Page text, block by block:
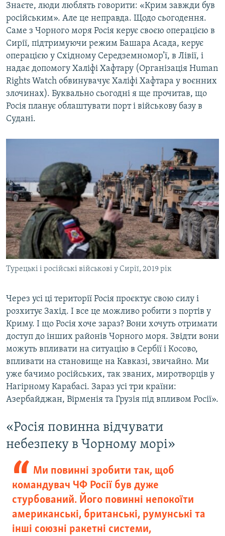
Знаєте, люди люблять говорити: «Крим завжди був
російським». Але це неправда. Щодо сьогодення.
Cаме з Чорного моря Росія керує своєю операцією в
Сирії, підтримуючи режим Башара Асада, керує
операцією у Східному Середземномор’ї, в Лівії, і
надає допомогу Халіфі Хафтару (Організація Human
Rights Watch обвинувачує Халіфі Хафтара у воєнних
злочинах). Буквально сьогодні я ще прочитав, що
Росія планує облаштувати порт і військову базу в
Судані.
Турецькі і російські військові у Сирії, 2019 рік
Через усі ці території Росія проєктує свою силу і
розхитує Захід. І все це можливо робити з портів у
Криму. І що Росія хоче зараз? Вони хочуть отримати
доступ до інших районів Чорного моря. Звідти вони
можуть впливати на ситуацію в Сербії і Косово,
впливати на становище на Кавказі, звичайно. Ми
уже бачимо російських, так званих, миротворців у
Нагірному Карабасі. Зараз усі три країни:
Азербайджан, Вірменія та Грузія під впливом Росії».
«Росія повинна відчувати
небезпеку в Чорному морі»
Ми повинні зробити так, щоб
командувач ЧФ Росії був дуже
стурбований. Його повинні непокоїти
американські, британські, румунські та
інші союзні ракетні системи,